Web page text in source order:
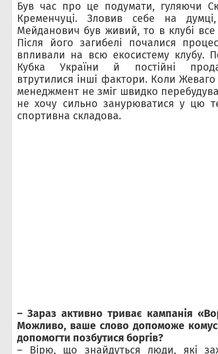
Був час про це подумати, гуляючи
Кременчуці. Зловив себе на
Мейданович був живий, то в клубі все
Після його загибелі почалися
впливали на всю екосистему клубу.
Кубка України й постійні
втрутилися інші фактори. Коли
менеджмент не зміг швидко
не хочу сильно занурюватися у цю
спортивна складова.
– Зараз активно триває кампанія
Можливо, ваше слово допоможе
допомогти позбутися боргів?
– Вірю, що знайдуться люди, які